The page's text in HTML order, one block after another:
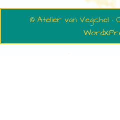
© Atelier van Vegchel ·